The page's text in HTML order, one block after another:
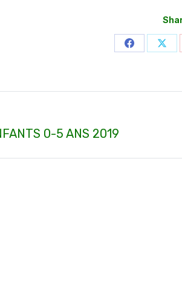
Partager
0-5 ANS 2019